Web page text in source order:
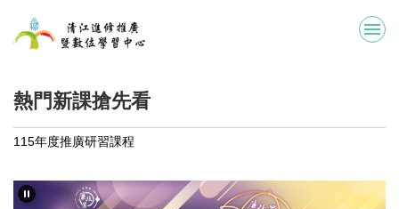
到
內
容
區
熱門新課搶先看
115年度推廣研習課程